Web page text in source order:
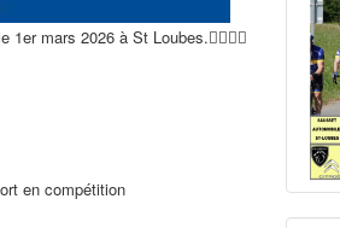
1er mars 2026 à St Loubes.🚴‍♀️🚴‍♂️
en compétition